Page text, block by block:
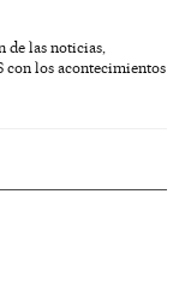
de las noticias,
con los acontecimientos